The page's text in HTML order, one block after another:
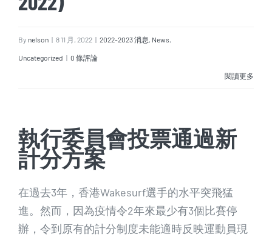
By nelson | 8 11 月, 2022 | 2022-2023 消息 , News,
Uncategorized | 0 條評論
閱讀更多
執行委員會投票通過新
計分方案
在過去3年，香港Wakesurf選手的水平突飛猛
進。然而，因為疫情令2年來最少有3個比賽停
辦，令到原有的計分制度未能適時反映運動員現